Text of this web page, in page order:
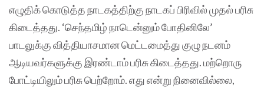
எழுதிக் கொடுத்த நாடகத்திற்கு நாடகப் பிரிவில் முதல் பரிசு
கிடைத்தது. ‘செந்தமிழ் நாடென்னும் போதினிலே’
பாடலுக்கு வித்தியாசமான மெட்டமைத்து குழு நடனம்
ஆடியவர்களுக்கு இரண்டாம் பரிசு கிடைத்தது. மற்றொரு
போட்டியிலும் பரிசு பெற்றோம். எது என்று நினைவில்லை,